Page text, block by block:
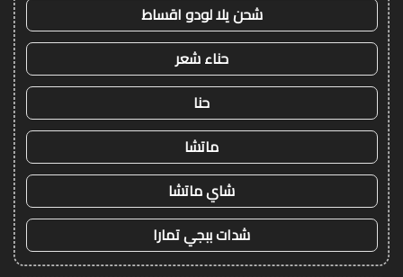
شحن يلا لودو اقساط
حناء شعر
حنا
ماتشا
شاي ماتشا
شدات ببجي تمارا